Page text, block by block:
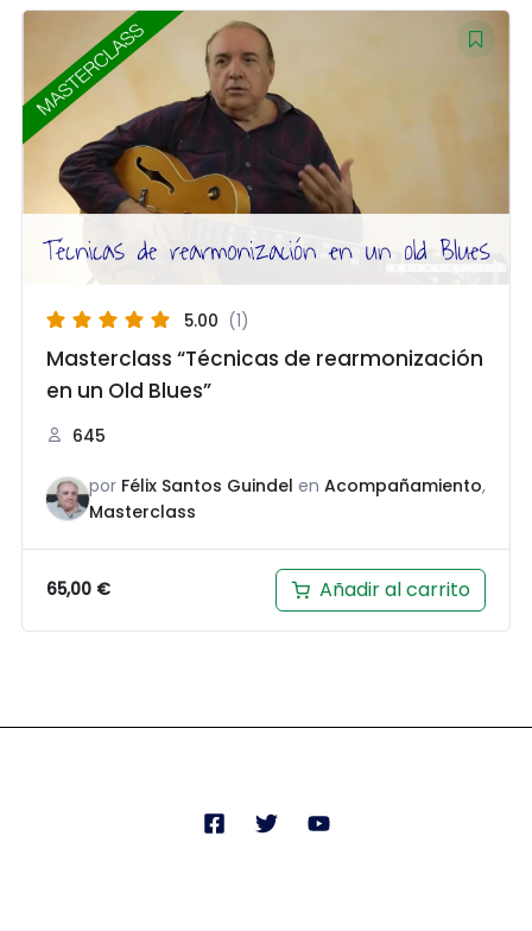
5.00 (1)
Masterclass “Técnicas de rearmonización
en un Old Blues”
645
por Félix Santos Guindel en Acompañamiento,
Masterclass
65,00 € Añadir al carrito